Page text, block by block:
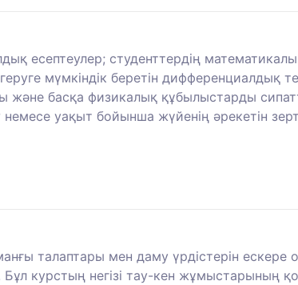
есептеулер; студенттердің
мүмкіндік беретін
және басқа физикалық құбылыстарды
уақыт бойынша жүйенің әрекетін
талаптары мен даму үрдістерін ескере
курстың негізі тау-кен жұмыстарының